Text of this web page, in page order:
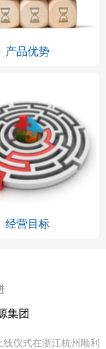
产品优势
经营目标
集团
仪式在浙江杭州顺利